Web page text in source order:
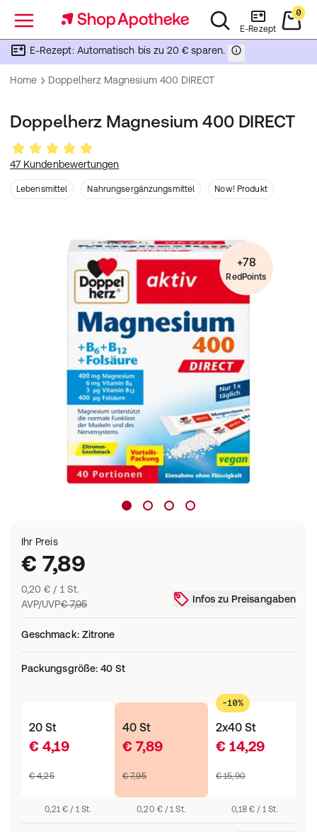
Menü E-Rezept
0
E-Rezept: Automatisch bis zu 20 € sparen.
Home Doppelherz Magnesium 400 DIRECT
Doppelherz Magnesium 400 DIRECT
47 Kundenbewertungen
Lebensmittel Nahrungsergänzungsmittel Now! Produkt
+78
RedPoints
Ihr Preis
€ 7,89
0,20 € / 1 St.
AVP/UVP€ 7,95 Infos zu Preisangaben
Geschmack: Zitrone
Packungsgröße:40 St
20 St
€ 4,19
€ 4,25
0,21 € / 1 St.
40 St
€ 7,89
€ 7,95
0,20 € / 1 St.
-10%
2x40 St
€ 14,29
€ 15,90
0,18 € / 1 St.